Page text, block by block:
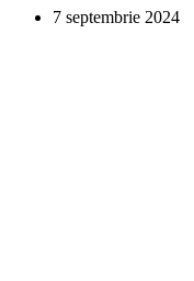
7 septembrie 2024